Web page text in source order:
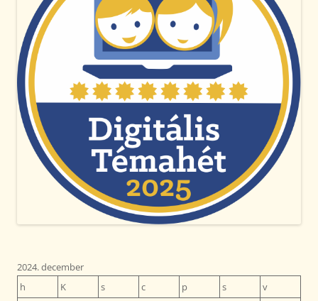
2024. december
h
K s c p s
v